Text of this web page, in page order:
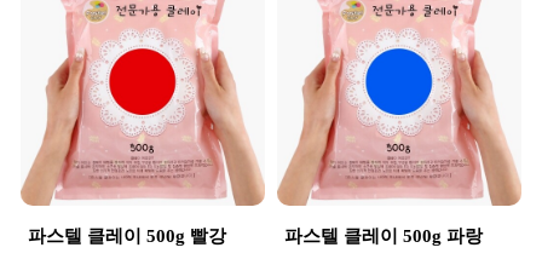
파스텔 클레이 500g 빨강 파스텔 클레이 500g 파랑